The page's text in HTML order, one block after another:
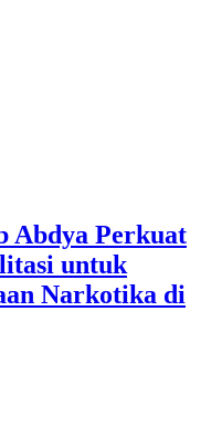
Abdya Perkuat
untuk
Narkotika di